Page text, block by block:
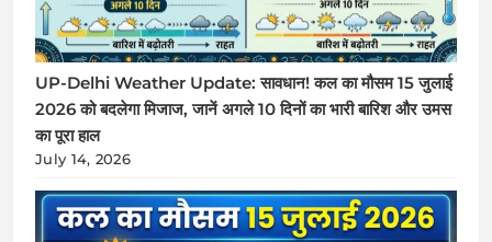
UP-Delhi Weather Update: सावधान! कल का मौसम 15 जुलाई
2026 को बदलेगा मिजाज, जानें अगले 10 दिनों का भारी बारिश और उमस
का पूरा हाल
July 14, 2026